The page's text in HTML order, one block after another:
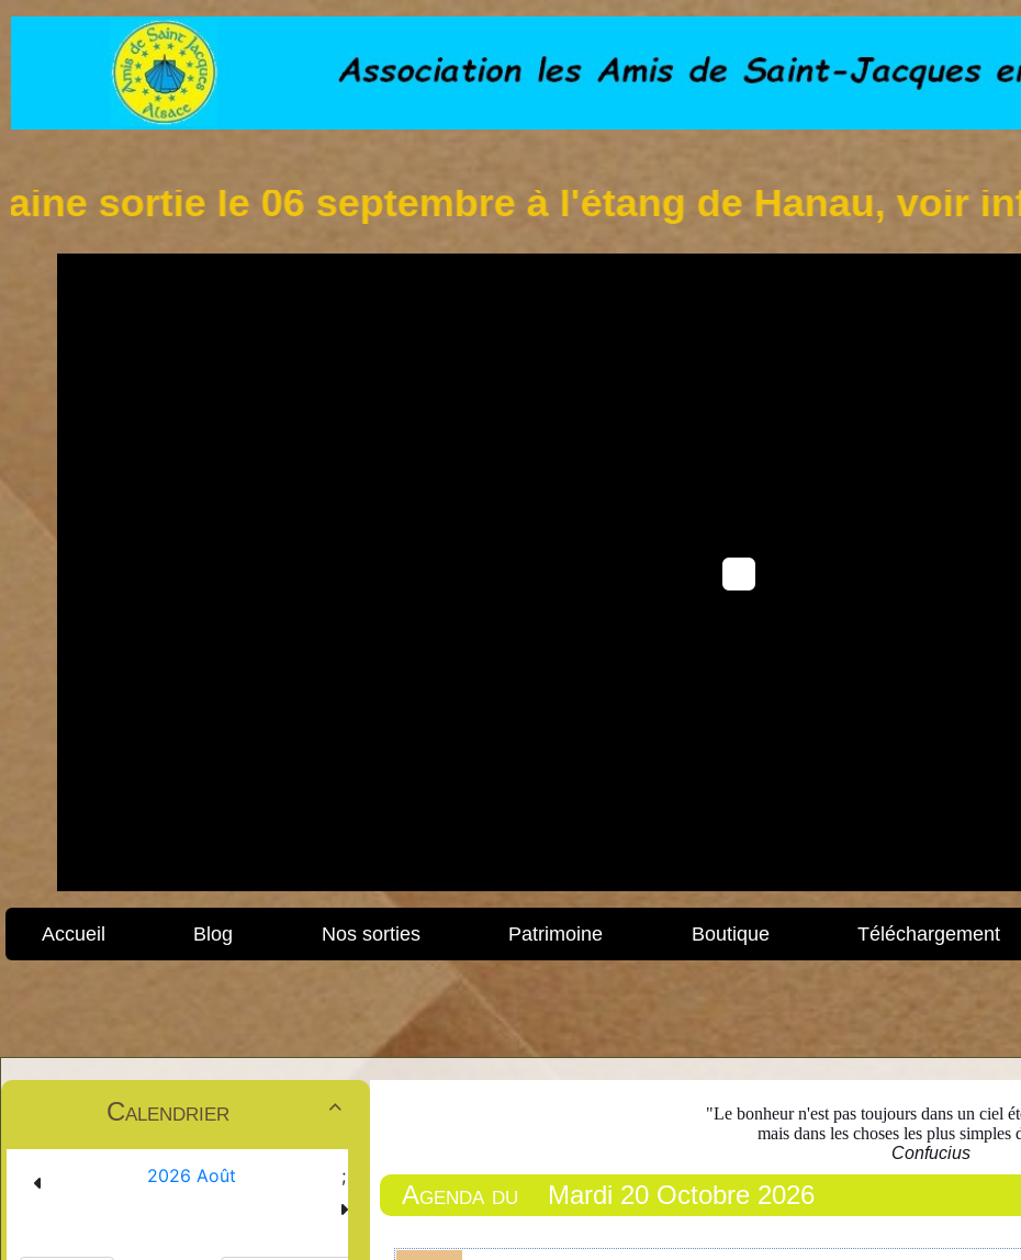
le 06 septembre à l'étang de Hanau, voir infos
Accueil Blog Nos sorties Patrimoine Boutique Téléchargement

Calendrier
"Le bonheur n'est pas toujours dans un ciel
mais dans les choses les plus simples
Confucius
Agenda du Mardi 20 Octobre 2026